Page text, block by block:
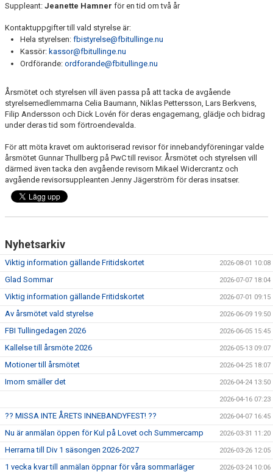
Suppleant: Jeanette Hamner för en tid om två år
Kontaktuppgifter till vald styrelse är:
Hela styrelsen: fbistyrelse@fbitullinge.nu
Kassör: kassor@fbitullinge.nu
Ordförande: ordforande@fbitullinge.nu
Årsmötet och styrelsen vill även passa på att tacka de avgående
styrelsemedlemmarna Celia Baumann, Niklas Pettersson, Lars Berkvens,
Filip Andersson och Dick Lovén för deras engagemang, glädje och bidrag
under deras tid som förtroendevalda.
För att möta kravet om auktoriserad revisor för innebandyföreningar valde
årsmötet Gunnar Thullberg på PwC till revisor. Årsmötet och styrelsen vill
därmed även tacka den avgående revisorn Mikael Widercrantz och
avgående revisorsuppleanten Jenny Jägerström för deras insatser.
Nyhetsarkiv
Viktig information gällande Fritidskortet 2026-08-01 10:08
Glad Sommar 2026-07-07 18:04
Viktig information gällande Fritidskortet 2026-07-01 09:15
Av årsmötet vald styrelse 2026-06-09 19:50
FBI Tullingedagen 2026 2026-06-05 15:45
Kallelse till årsmöte 2026 2026-05-13 09:07
Motioner till årsmötet 2026-04-25 18:07
Imorn smäller det 2026-04-24 13:50
2026-04-16 07:23
?? MISSA INTE ÅRETS INNEBANDYFEST! ?? 2026-04-07 16:45
Nu är anmälan öppen för Kul på Lovet och Summercamp 2026-03-31 11:20
Herrarna till Div 1 säsongen 2026-2027 2026-03-26 12:05
1 vecka kvar till anmälan öppnar för våra sommarläger 2026-03-24 10:06